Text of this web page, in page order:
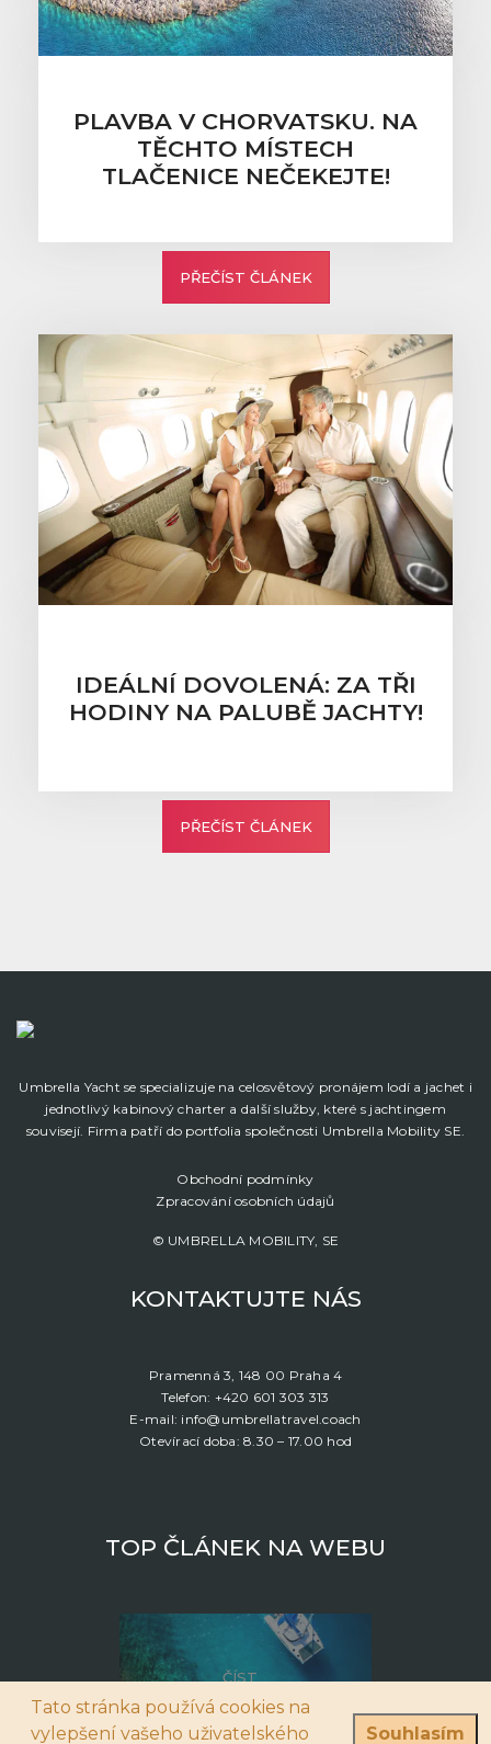
PLAVBA V CHORVATSKU. NA
TĚCHTO MÍSTECH
TLAČENICE NEČEKEJTE!
PŘEČÍST ČLÁNEK
IDEÁLNÍ DOVOLENÁ: ZA TŘI
HODINY NA PALUBĚ JACHTY!
PŘEČÍST ČLÁNEK
Umbrella Yacht se specializuje na celosvětový pronájem lodí a jachet i
jednotlivý kabinový charter a další služby, které s jachtingem
souvisejí. Firma patří do portfolia společnosti Umbrella Mobility SE.
Obchodní podmínky
Zpracování osobních údajů
© UMBRELLA MOBILITY, SE
KONTAKTUJTE NÁS
Pramenná 3, 148 00 Praha 4
Telefon: +420 601 303 313
E-mail: info@umbrellatravel.coach
Otevírací doba: 8.30 – 17.00 hod
TOP ČLÁNEK NA WEBU
ČÍST
Pronájem lodí: Z jakých destinací můžete vybírat?
Tato stránka používá cookies na
vylepšení vašeho uživatelského
Souhlasím